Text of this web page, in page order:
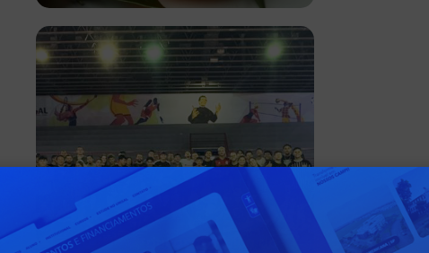
Curso de Educação Física do